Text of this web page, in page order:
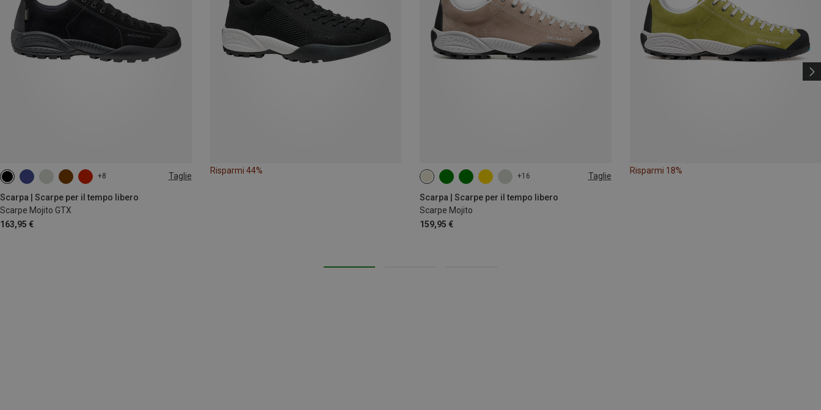
+8 Taglie
Scarpa | Scarpe per il tempo libero
Scarpe Mojito GTX
163,95 €
Risparmi 44%
+16 Taglie
Scarpa | Scarpe per il tempo libero
Scarpe Mojito
159,95 €
Risparmi 18%